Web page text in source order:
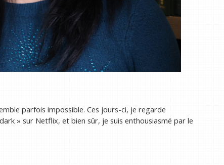
parfois impossible. Ces jours-ci, je regarde
» sur Netflix, et bien sûr, je suis enthousiasmé par le